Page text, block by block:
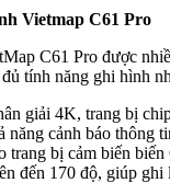
Vietmap C61 Pro
C61 Pro được
tính năng ghi hình
giải 4K, trang bị
năng cảnh báo thông
trang bị cảm biến
đến 170 độ, giúp